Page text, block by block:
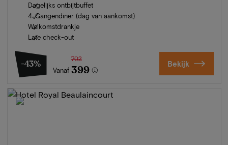
Dagelijks ontbijtbuffet
4-Gangendiner (dag van aankomst)
Welkomstdrankje
Late check-out
-43%
Vanaf
702
399 Bekijk